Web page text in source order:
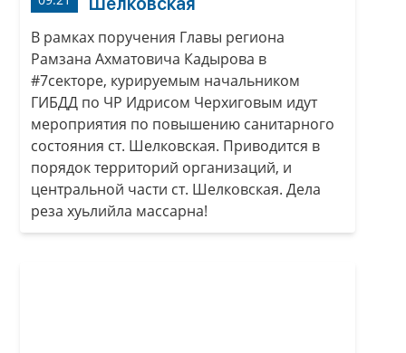
В рамках поручения Главы региона
Рамзана Ахматовича Кадырова в
#7секторе, курируемым начальником
ГИБДД по ЧР Идрисом Черхиговым идут
мероприятия по повышению санитарного
состояния ст. Шелковская. Приводится в
порядок территорий организаций, и
центральной части ст. Шелковская. Дела
реза хуьлийла массарна!